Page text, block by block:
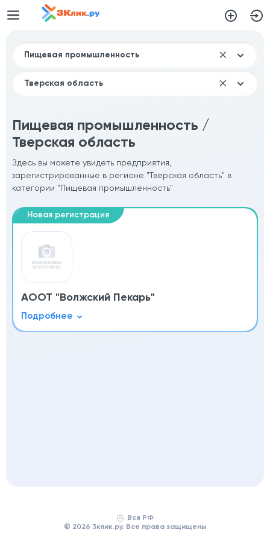
Пищевая промышленность /
Тверская область
Здесь вы можете увидеть предприятия,
зарегистрированные в регионе "Тверская область" в
категории "Пищевая промышленность"
АООТ "Волжский Пекарь"
Вся РФ
© 2026 3клик.ру. Все права защищены